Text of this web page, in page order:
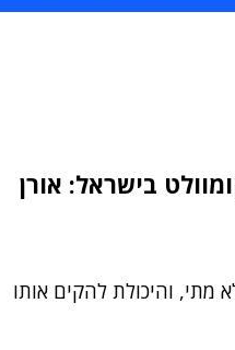
בישראל: אורן
מתי, והיכולת להקים אותו